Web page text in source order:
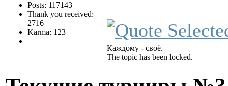
Posts: 117143
Thank you received:
2716
Karma: 123
Каждому - своё.
The topic has been locked.